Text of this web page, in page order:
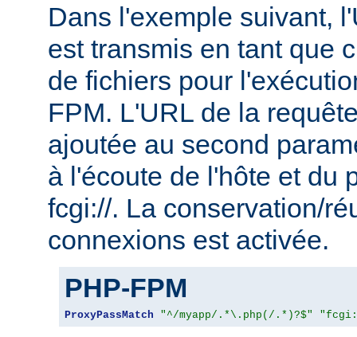
Dans l'exemple suivant,
est transmis en tant que
de fichiers pour
FPM. L'URL de la
ajoutée au second
à l'écoute de l'hôte et du
fcgi://. La conservation/
connexions est activée.
PHP-FPM
ProxyPassMatch "^/myapp/.*\.php(/.*)?$"